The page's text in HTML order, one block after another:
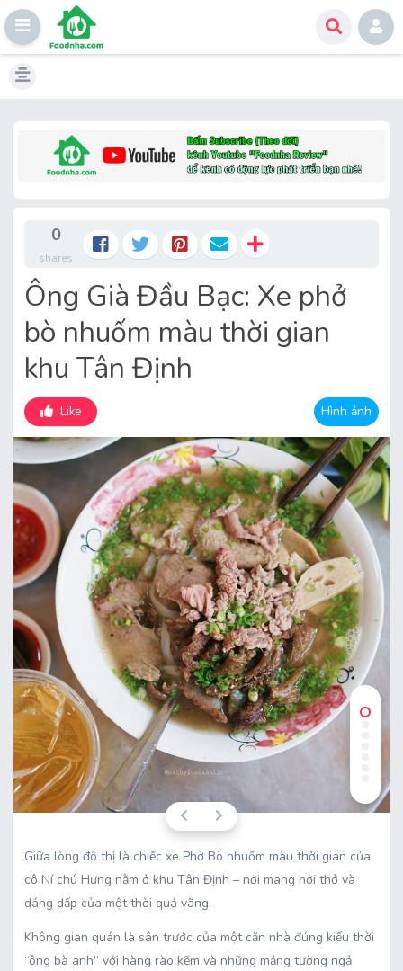
0
shares
Ông Già Đầu Bạc: Xe phở
bò nhuốm màu thời gian
khu Tân Định
Like Hình ảnh
Giữa lòng đô thị là chiếc xe Phở Bò nhuốm màu thời gian của
cô Ní chú Hưng nằm ở khu Tân Định – nơi mang hơi thở và
dáng dấp của một thời quá vãng.
Không gian quán là sân trước của một căn nhà đúng kiểu thời
“ông bà anh” với hàng rào kẽm và những mảng tường ngả